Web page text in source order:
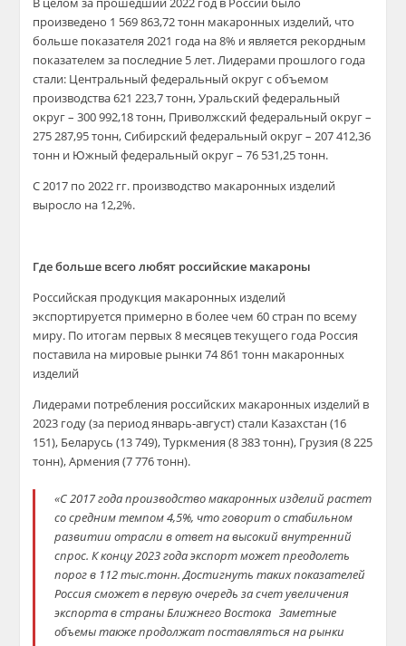
произведено 1 569 863,72 тонн макаронных изделий, что
больше показателя 2021 года на 8% и является рекордным
показателем за последние 5 лет. Лидерами прошлого года
стали: Центральный федеральный округ с объемом
производства 621 223,7 тонн, Уральский федеральный
округ – 300 992,18 тонн, Приволжский федеральный округ –
275 287,95 тонн, Сибирский федеральный округ – 207 412,36
тонн и Южный федеральный округ – 76 531,25 тонн.
С 2017 по 2022 гг. производство макаронных изделий
выросло на 12,2%.
Где больше всего любят российские макароны
Российская продукция макаронных изделий
экспортируется примерно в более чем 60 стран по всему
миру. По итогам первых 8 месяцев текущего года Россия
поставила на мировые рынки 74 861 тонн макаронных
изделий
Лидерами потребления российских макаронных изделий в
2023 году (за период январь-август) стали Казахстан (16
151), Беларусь (13 749), Туркмения (8 383 тонн), Грузия (8 225
тонн), Армения (7 776 тонн).
«С 2017 года производство макаронных изделий растет
со средним темпом 4,5%, что говорит о стабильном
развитии отрасли в ответ на высокий внутренний
спрос. К концу 2023 года экспорт может преодолеть
порог в 112 тыс.тонн. Достигнуть таких показателей
Россия сможет в первую очередь за счет увеличения
экспорта в страны Ближнего Востока Заметные
объемы также продолжат поставляться на рынки